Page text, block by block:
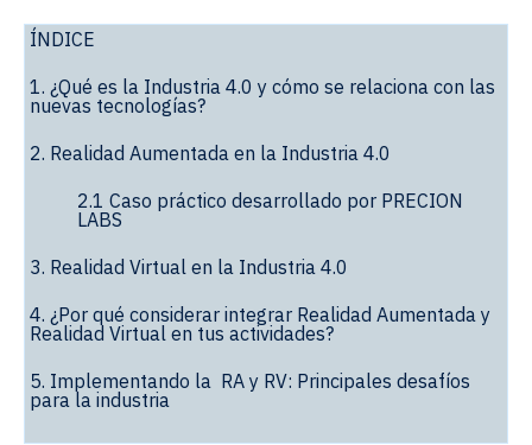
ÍNDICE
1. ¿Qué es la Industria 4.0 y cómo se relaciona con las
nuevas tecnologías?
2. Realidad Aumentada en la Industria 4.0
2.1 Caso práctico desarrollado por PRECION
LABS
3. Realidad Virtual en la Industria 4.0
4. ¿Por qué considerar integrar Realidad Aumentada y
Realidad Virtual en tus actividades?
5. Implementando la RA y RV: Principales desafíos
para la industria